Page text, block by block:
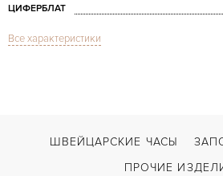
ЦИФЕРБЛАТ
СТЕКЛО
Все характеристики
ШВЕЙЦАРСКИЕ ЧАСЫ
ПРОЧИЕ